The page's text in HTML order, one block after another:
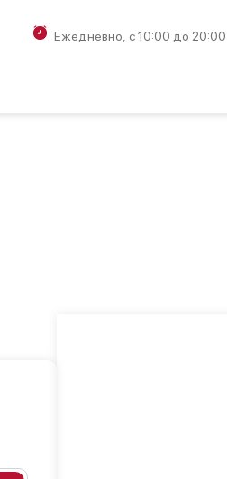
Ежедневно, с 10:00 до 20:00